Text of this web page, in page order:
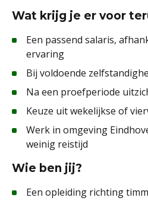
Wat krijg je er voor
Een passend salaris,
ervaring
Bij voldoende
Na een proefperiode
Keuze uit wekelijkse of
Werk in omgeving
weinig reistijd
Wie ben jij?
Een opleiding richting